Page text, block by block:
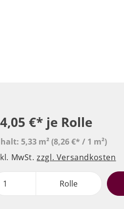
€* je Rolle
5,33 m²(8,26 €* / 1 m²)
MwSt.zzgl. Versandkosten
Rolle